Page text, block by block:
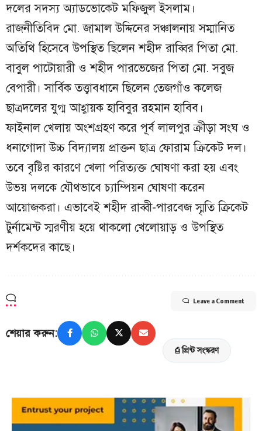
দলের সদস্য অ্যাডভোকেট মফিজুল ইসলাম।
রাজনীতিবিদ মো. জামাল উদ্দিনের সঞ্চালনায় সম্মানিত
অতিথি হিসেবে উপস্থিত ছিলেন শহীদ রাব্বির পিতা মো.
বাবুল পাটোয়ারী ও শহীদ পারভেজের পিতা মো. সবুজ
বেপারী। সার্বিক তত্ত্বাবধানে ছিলেন তেজগাঁও কলেজ
ছাত্রদলের যুগ্ম আহ্বায়ক হাবিবুর রহমান হাবিব।
ফাইনাল খেলায় অংশগ্রহণ করে পূর্ব লালপুর ক্রীড়া সংঘ ও
ধনাগোদা উচ্চ বিদ্যালয় প্রাক্তন ছাত্র ফোরাম ক্রিকেট দল।
তবে বৃষ্টির কারণে খেলা পরিত্যক্ত ঘোষণা করা হয় এবং
উভয় দলকে যৌথভাবে চ্যাম্পিয়ন ঘোষণা করেন
আয়োজকরা। এভাবেই শহীদ রাব্বী-পারবেজ স্মৃতি ক্রিকেট
টুর্নামেন্ট স্মরণীয় হয়ে থাকলো খেলোয়াড় ও উপস্থিত
দর্শকদের কাছে।
Leave a Comment
শেয়ার করুন:
⎙ প্রিন্ট সংস্করণ